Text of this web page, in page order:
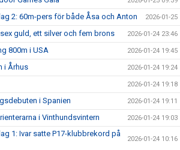
2: 60m-pers för både Åsa och Anton 2026-01-25
guld, ett silver och fem brons 2026-01-24 23:46
800m i USA 2026-01-24 19:45
i Århus 2026-01-24 19:24
2026-01-24 19:18
i Spanien 2026-01-24 19:11
i Vinthundsvintern 2026-01-24 19:03
1: Ivar satte P17-klubbrekord på
2026-01-24 10:16